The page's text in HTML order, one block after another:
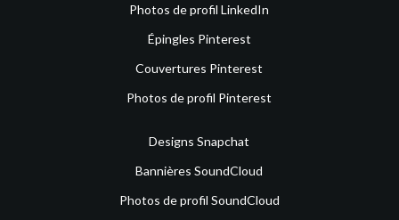
Photos de profil LinkedIn
Épingles Pinterest
Couvertures Pinterest
Photos de profil Pinterest
Designs Snapchat
Bannières SoundCloud
Photos de profil SoundCloud